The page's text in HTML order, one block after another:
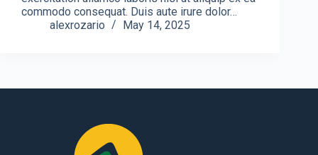
commodo consequat. Duis aute irure dolor…
alexrozario
May 14, 2025